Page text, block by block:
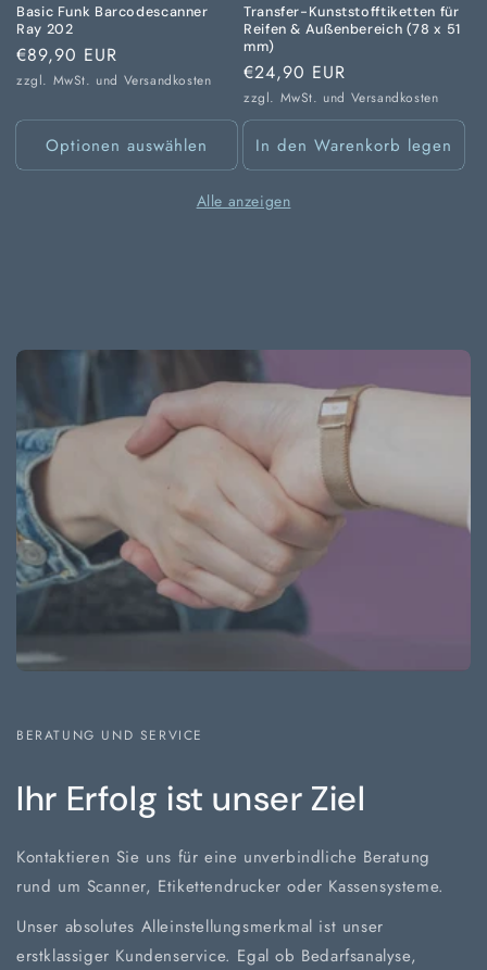
Basic Funk Barcodescanner
Ray 202
Normaler
Preis
€89,90 EUR
zzgl. MwSt. und Versandkosten
Optionen auswählen
Transfer-Kunststofftiketten für
Reifen & Außenbereich (78 x 51
mm)
Normaler
Preis
€24,90 EUR
zzgl. MwSt. und Versandkosten
In den Warenkorb legen
Alle anzeigen
BERATUNG UND SERVICE
Ihr Erfolg ist unser Ziel
Kontaktieren Sie uns für eine unverbindliche Beratung
rund um Scanner, Etikettendrucker oder Kassensysteme.
Unser absolutes Alleinstellungsmerkmal ist unser
erstklassiger Kundenservice. Egal ob Bedarfsanalyse,